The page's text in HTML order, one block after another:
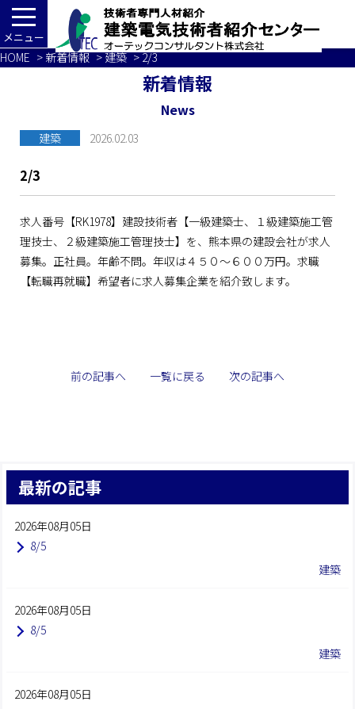
メニュー
HOME > 新着情報 >建築 > 2/3
新着情報
News
建築 2026.02.03
2/3
求人番号【RK1978】建設技術者【一級建築士、１級建築施工管
理技士、２級建築施工管理技士】を、熊本県の建設会社が求人
募集。正社員。年齢不問。年収は４５０～６００万円。求職
【転職再就職】希望者に求人募集企業を紹介致します。
前の記事へ 一覧に戻る 次の記事へ
最新の記事
2026年08月05日
8/5
建築
2026年08月05日
8/5
建築
2026年08月05日